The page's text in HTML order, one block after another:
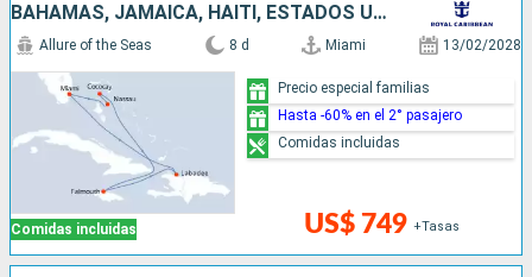
BAHAMAS, JAMAICA, HAITI, ESTADOS UNIDOS
Comidas incluidas
Allure of the Seas 8 d Miami 13/02/2028
US$ 749 +Tasas
Precio especial familias
Hasta -60% en el 2° pasajero
Comidas incluidas